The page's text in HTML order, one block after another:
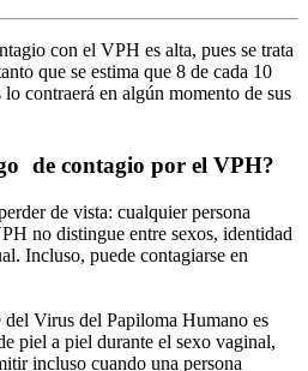
con el VPH es alta, pues se trata
que se estima que 8 de cada 10
contraerá en algún momento de sus
de contagio por el VPH?
de vista: cualquier persona
no distingue entre sexos, identidad
Incluso, puede contagiarse en
Virus del Papiloma Humano es
piel a piel durante el sexo vaginal,
incluso cuando una persona